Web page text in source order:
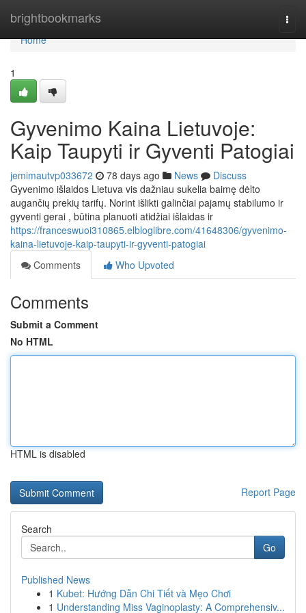
brightbookmarks
Home
Home
1
Gyvenimo Kaina Lietuvoje:
Kaip Taupyti ir Gyventi Patogiai
jemimautvp033672 78 days ago News
Discuss
Gyvenimo išlaidos Lietuva vis dažniau sukelia baimę dėlto
augančių prekių tarifų. Norint išlikti galinčiai pajamų stabilumo ir
gyventi gerai , būtina planuoti atidžiai išlaidas ir
https://franceswuoi310865.elbloglibre.com/41648306/gyvenimo-
kaina-lietuvoje-kaip-taupyti-ir-gyventi-patogiai
Comments
Who Upvoted
Comments
Submit a Comment
No HTML
HTML is disabled
Report Page
Search
Go
Published News
1 Kubet: Hướng Dẫn Chi Tiết và Mẹo Chơi
1 Understanding Miss Vaginoplasty: A Comprehensiv...